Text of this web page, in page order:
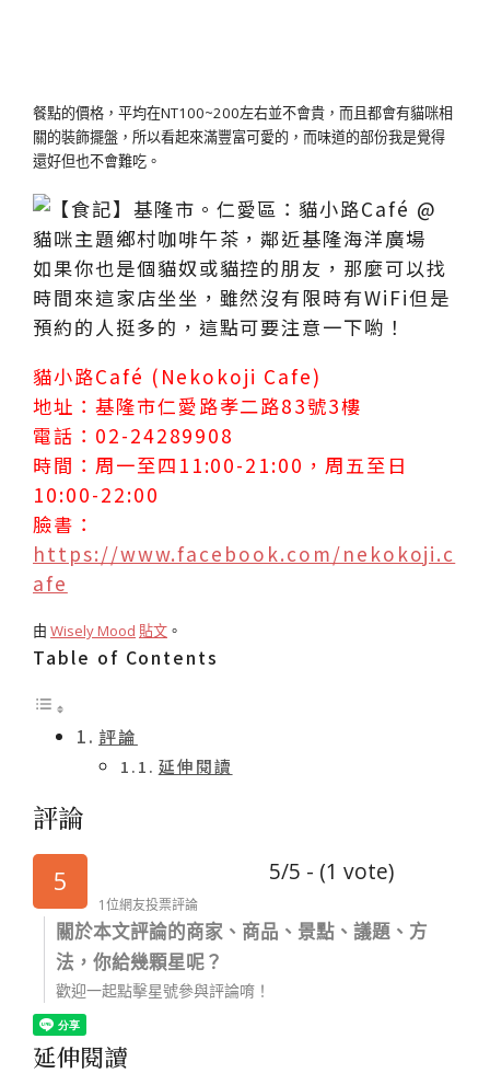
餐點的價格，平均在NT100~200左右並不會貴，而且都會有貓咪相
關的裝飾擺盤，所以看起來滿豐富可愛的，而味道的部份我是覺得
還好但也不會難吃。
如果你也是個貓奴或貓控的朋友，那麼可以找
時間來這家店坐坐，雖然沒有限時有WiFi但是
預約的人挺多的，這點可要注意一下喲！
貓小路Café (Nekokoji Cafe)
地址：基隆市仁愛路孝二路83號3樓
電話：02-24289908
時間：周一至四11:00-21:00，周五至日
10:00-22:00
臉書：
https://www.facebook.com/nekokoji.c
afe
由 Wisely Mood 貼文 。
Table of Contents
評論
延伸閱讀
評論
5 5/5 - (1 vote)
1位網友投票評論
關於本文評論的商家、商品、景點、議題、方
法，你給幾顆星呢？
歡迎一起點擊星號參與評論唷！
延伸閱讀